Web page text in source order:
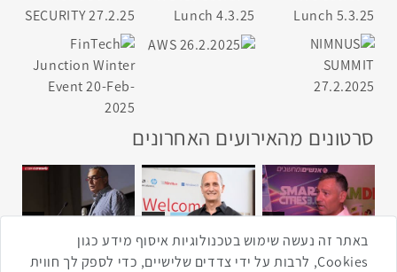
סרטונים מהאירועים האחרונים
4:00
2:33
1:43
באתר זה נעשה שימוש בטכנולוגיות איסוף מידע כגון
Cookies, לרבות על ידי צדדים שלישיים, כדי לספק לך חווית